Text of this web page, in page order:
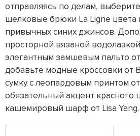
отправляясь по делам,
шелковые брюки La Ligne цвета
привычных синих джинсов.
просторной вязаной
элегантным замшевым пальто
добавьте модные кроссовки от
сумку с леопардовым принтом
обязательный акцент красного
кашемировый шарф от Lisa Yang.